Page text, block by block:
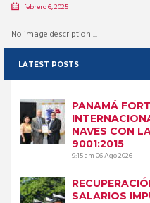
febrero 6, 2025
No image description ...
LATEST POSTS
PANAMÁ
NAVES CON
9001:2015
9:15 am06 Ago 2026
SALARIOS